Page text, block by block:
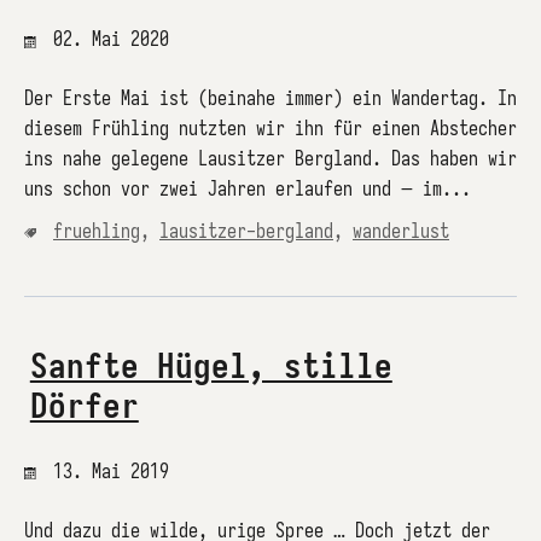
02. Mai 2020
Der Erste Mai ist (beinahe immer) ein Wandertag. In
diesem Frühling nutzten wir ihn für einen Abstecher
ins nahe gelegene Lausitzer Bergland. Das haben wir
uns schon vor zwei Jahren erlaufen und – im...
fruehling, lausitzer-bergland , wanderlust
Sanfte Hügel, stille
Dörfer
13. Mai 2019
Und dazu die wilde, urige Spree … Doch jetzt der